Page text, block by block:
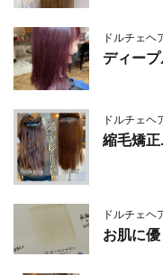
ドルチェヘ
ディー
ドルチェヘ
縮毛矯正
ドルチェヘ
お肌に